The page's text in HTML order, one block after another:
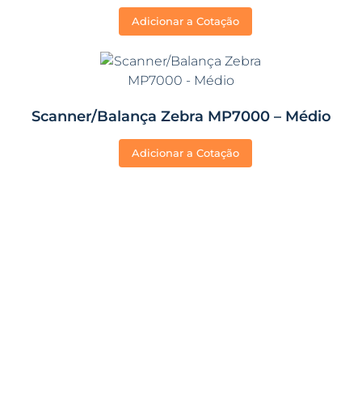
Adicionar a Cotação
Scanner/Balança Zebra MP7000 – Médio
Adicionar a Cotação